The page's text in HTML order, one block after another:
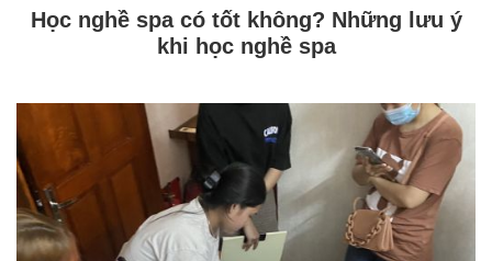
Học nghề spa có tốt không? Những lưu ý
khi học nghề spa